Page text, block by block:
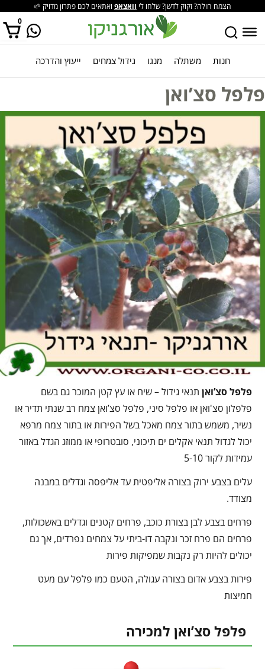
הצמח חולה? זקוק לדשן? שלחו לי וואצאפ ואתאים לכם פתרון מדויק 🌱
0
אין מוצרים בסל הקניות. חנות משתלה מנגו גידול צמחים ייעוץ והדרכה
פלפל סצ’ואן
פלפל סצ’ואן תנאי גידול – שיח או עץ קטן המוכר גם בשם
פלפלון סצ'ואן או פלפל סיני, פלפל סצ’ואן צמח רב שנתי תדיר או
נשיר, משמש בתור צמח מאכל בשל הפירות או בתור צמח מרפא
יכול לגדול תנאי אקלים ים תיכוני, סובטרופי או ממוזג הגדל באזור
עמידות לקור 5-10
עלים בצבע ירוק בצורה אליפטית עד אליפסה וגדלים במבנה
מצודד.
פרחים בצבע לבן בצורת כוכב, פרחים קטנים וגדלים באשכולות,
פרחים הם פרח זכר ונקבה דו-ביתי על צמחים נפרדים, אך גם
יכולים להיות רק נקבות שמפיקות פירות
פירות בצבע אדום בצורה עגולה, הטעם כמו פלפל עם מעט
חמיצות
פלפל סצ’ואן למכירה